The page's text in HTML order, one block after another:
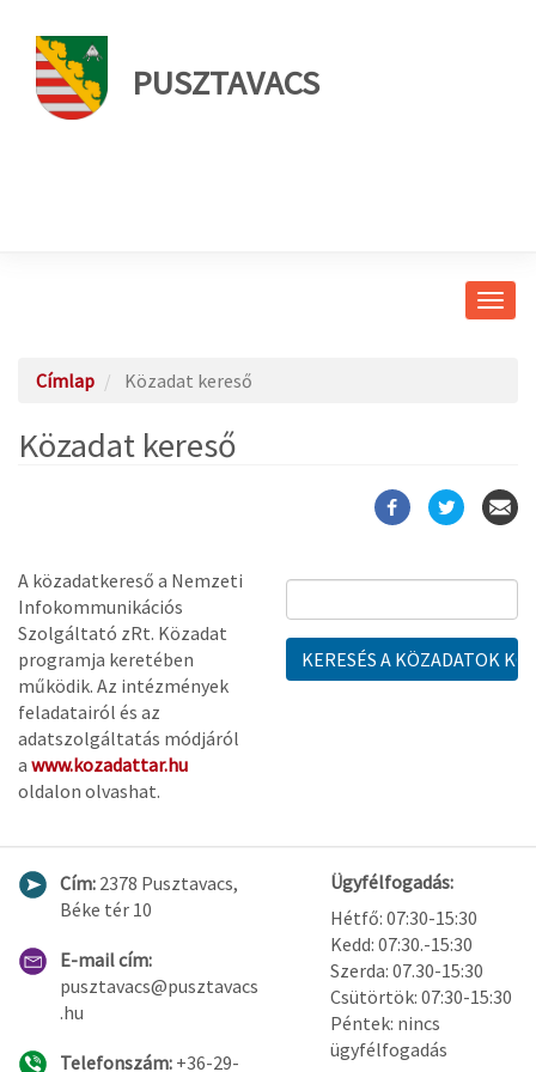
PUSZTAVACS
Címlap Közadat kereső
Közadat kereső
A közadatkereső a Nemzeti
Infokommunikációs
Szolgáltató zRt. Közadat
programja keretében
működik. Az intézmények
feladatairól és az
adatszolgáltatás módjáról
a www.kozadattar.hu
oldalon olvashat.
Cím: 2378 Pusztavacs,
Béke tér 10
E-mail cím:
pusztavacs@pusztavacs
.hu
Telefonszám: +36-29-
Ügyfélfogadás:
Hétfő: 07:30-15:30
Kedd: 07:30.-15:30
Szerda: 07.30-15:30
Csütörtök: 07:30-15:30
Péntek: nincs
ügyfélfogadás